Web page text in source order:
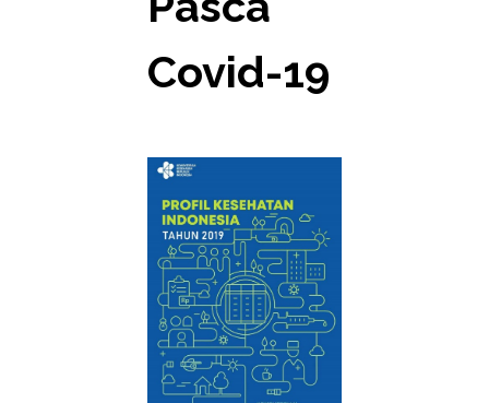
Covid-19